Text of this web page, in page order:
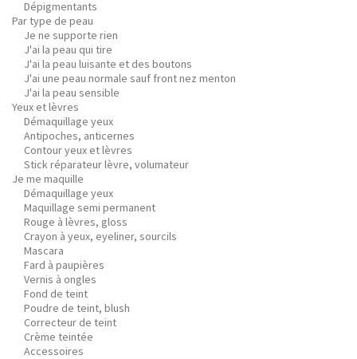
Dépigmentants
Par type de peau
Je ne supporte rien
J'ai la peau qui tire
J'ai la peau luisante et des boutons
J'ai une peau normale sauf front nez menton
J'ai la peau sensible
Yeux et lèvres
Démaquillage yeux
Antipoches, anticernes
Contour yeux et lèvres
Stick réparateur lèvre, volumateur
Je me maquille
Démaquillage yeux
Maquillage semi permanent
Rouge à lèvres, gloss
Crayon à yeux, eyeliner, sourcils
Mascara
Fard à paupières
Vernis à ongles
Fond de teint
Poudre de teint, blush
Correcteur de teint
Crème teintée
Accessoires